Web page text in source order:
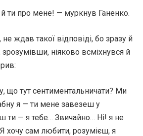
й ти про мене! — муркнув Ганенко.
ждав такої відповіді, бо зразу й
зрозумівши, ніяково всміхнувся й
що тут сентиментальничати? Ми
я — ти мене завезеш у
ти — я тебе… Звичайно… Ні! я не
Я хочу сам любити, розумієш, я